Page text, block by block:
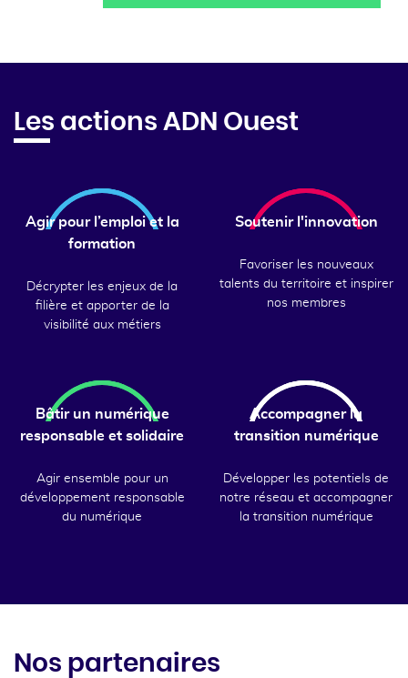
Les actions ADN Ouest
Agir pour l’emploi et la
formation
Décrypter les enjeux de la
filière et apporter de la
visibilité aux métiers
Soutenir l'innovation
Favoriser les nouveaux
talents du territoire et inspirer
nos membres
Bâtir un numérique
responsable et solidaire
Agir ensemble pour un
développement responsable
du numérique
Accompagner la
transition numérique
Développer les potentiels de
notre réseau et accompagner
la transition numérique
Nos partenaires